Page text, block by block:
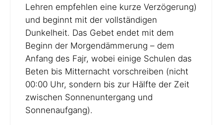
Lehren empfehlen eine kurze Verzögerung)
und beginnt mit der vollständigen
Dunkelheit. Das Gebet endet mit dem
Beginn der Morgendämmerung – dem
Anfang des Fajr, wobei einige Schulen das
Beten bis Mitternacht vorschreiben (nicht
00:00 Uhr, sondern bis zur Hälfte der Zeit
zwischen Sonnenuntergang und
Sonnenaufgang).